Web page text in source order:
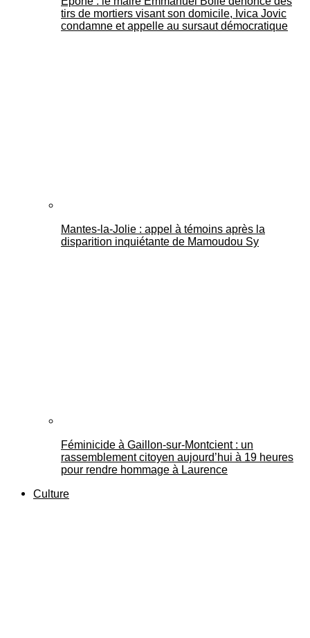
tirs de mortiers visant son domicile, Ivica Jovic
condamne et appelle au sursaut démocratique
Mantes-la-Jolie : appel à témoins après la
disparition inquiétante de Mamoudou Sy
Féminicide à Gaillon‑sur‑Montcient : un
rassemblement citoyen aujourd’hui à 19 heures
pour rendre hommage à Laurence
Culture